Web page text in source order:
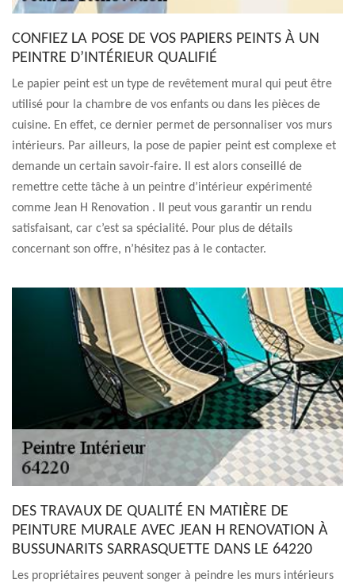
CONFIEZ LA POSE DE VOS PAPIERS PEINTS À UN
PEINTRE D’INTÉRIEUR QUALIFIÉ
Le papier peint est un type de revêtement mural qui peut être
utilisé pour la chambre de vos enfants ou dans les pièces de
cuisine. En effet, ce dernier permet de personnaliser vos murs
intérieurs. Par ailleurs, la pose de papier peint est complexe et
demande un certain savoir-faire. Il est alors conseillé de
remettre cette tâche à un peintre d’intérieur expérimenté
comme Jean H Renovation . Il peut vous garantir un rendu
satisfaisant, car c’est sa spécialité. Pour plus de détails
concernant son offre, n’hésitez pas à le contacter.
DES TRAVAUX DE QUALITÉ EN MATIÈRE DE
PEINTURE MURALE AVEC JEAN H RENOVATION À
BUSSUNARITS SARRASQUETTE DANS LE 64220
Les propriétaires peuvent songer à peindre les murs intérieurs